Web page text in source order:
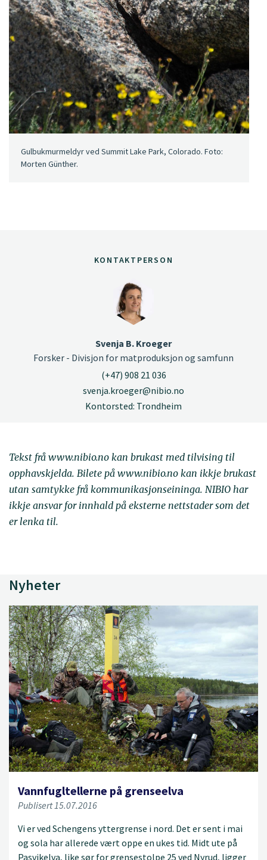
Gulbukmurmeldyr ved Summit Lake Park, Colorado. Foto:
Morten Günther.
KONTAKTPERSON
Svenja B. Kroeger
Forsker - Divisjon for matproduksjon og samfunn
(+47) 908 21 036
svenja.kroeger@nibio.no
Kontorsted: Trondheim
Tekst frå www.nibio.no kan brukast med tilvising til
opphavskjelda. Bilete på www.nibio.no kan ikkje brukast
utan samtykke frå kommunikasjonseininga. NIBIO har
ikkje ansvar for innhald på eksterne nettstader som det
er lenka til.
Nyheter
Vannfugltellerne på grenseelva
Publisert 15.07.2016
Vi er ved Schengens yttergrense i nord. Det er sent i mai
og sola har allerede vært oppe en ukes tid. Midt ute på
Pasvikelva, like sør for grensestolpe 25 ved Nyrud, ligger